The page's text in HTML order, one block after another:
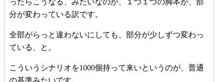
ったらこうなる、みたいなのが、１つ１つの脚本が、部
分が変わっている訳です。
全部がらっと違わないにしても、部分が少しずつ変わっ
ている、と。
こういうシナリオを1000個持って来いというのが、普通